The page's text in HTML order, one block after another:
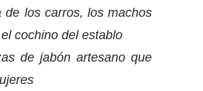
de los carros, los machos
cochino del establo
de jabón artesano que